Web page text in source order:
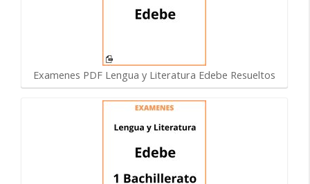
Examenes PDF Lengua y Literatura Edebe Resueltos